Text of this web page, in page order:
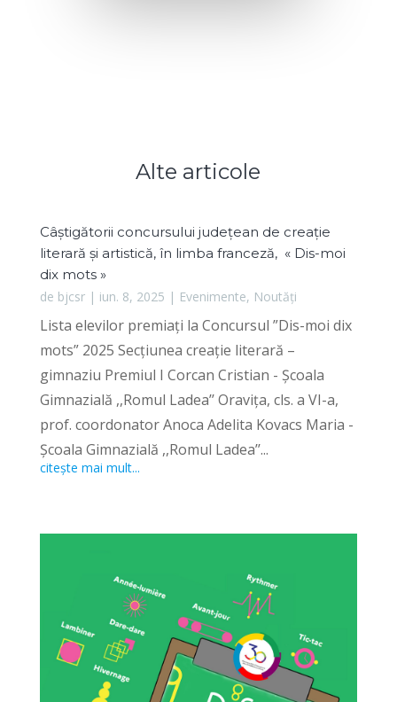
Alte articole
Câștigătorii concursului județean de creație
literară și artistică, în limba franceză, « Dis-moi
dix mots »
de bjcsr| iun. 8, 2025 | Evenimente, Noutăți
Lista elevilor premiați la Concursul ”Dis-moi dix
mots” 2025 Secțiunea creație literară –
gimnaziu Premiul I Corcan Cristian - Școala
Gimnazială ,,Romul Ladea’’ Oravița, cls. a VI-a,
prof. coordonator Anoca Adelita Kovacs Maria -
Școala Gimnazială ,,Romul Ladea’’...
citește mai mult...